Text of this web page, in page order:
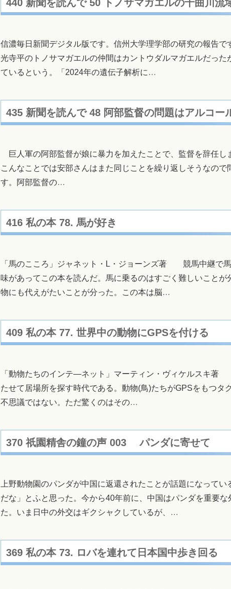
440 新聞を読んで 50 トノサマガエルの千曲川流
信濃毎日新聞デジタル版です。信州大学理学部の研究の報告
光寺平のトノサマガエルの仲間はカントウダルマガエルだった
ているという。「2024年の遺伝子解析に …
435 新聞を読んで 48 阿部監督の問題はアルコー
巨人軍の阿部監督が娘に暴力を加えたことで、監督を辞任し
こんなことでは安部さんはまた同じことを繰り返しそうなので
す。阿部監督の…
416 私の本 78. 馬が好き
「馬のこころ」ジャネット・L・ジョーンズ著 競馬中継で
味があってこの本を読んだ。馬に乗るのはすごく難しいこと
物にも代えがたいことが分った。この本は脳…
409 私の本 77. 世界中の動物にGPSを付ける
「動物たちのインテ―ネット」マーティン・ヴィケルスキ
たせて居場所を探す時代である。動物(鳥)たちがGPSをもつタ
不思議ではない。ただ驚くのはその…
370 祇園精舎の鐘の声 003 パンダに寄せて
上野動物園のパンダが中国に返還されたことが話題になって
だな」とふと思った。今から40年前に、中国はパンダを重要
た。いま日中の外交はギクシャクしているが、
…
369 私の本 73. ロバを連れて日本国中歩き回る